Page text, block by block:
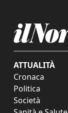
ATTUALITÀ
Cronaca
Politica
Società